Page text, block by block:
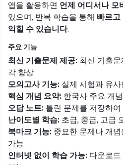
앱을 활용하면 언제 어디서나 모
있으며, 반복 학습을 통해 빠르고
익힐 수 있습니다.
주요 기능
최신 기출문제 제공: 최신 기출
각 향상
모의고사 기능: 실제 시험과 유
핵심 개념 요약: 한국사 주요 개
오답 노트: 틀린 문제를 저장하
난이도별 학습: 초급, 중급, 고급
북마크 기능: 중요한 문제나 개
가능
인터넷 없이 학습 가능: 다운로